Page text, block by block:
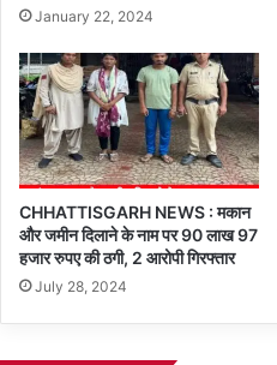
January 22, 2024
CHHATTISGARH NEWS : मकान
और जमीन दिलाने के नाम पर 90 लाख 97
हजार रुपए की ठगी, 2 आरोपी गिरफ्तार
July 28, 2024